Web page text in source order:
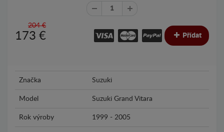
204 €
173 € Přídat
Značka Suzuki
Model Suzuki Grand Vitara
Rok výroby 1999 - 2005